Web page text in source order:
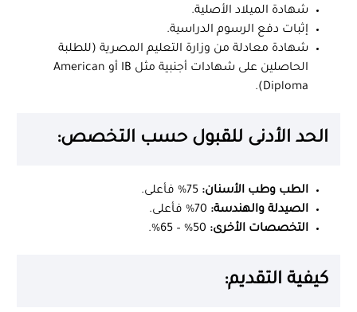
شهادة الميلاد الأصلية.
إثبات دفع الرسوم الدراسية.
شهادة معادلة من وزارة التعليم المصرية (للطلبة
الحاصلين على شهادات أجنبية مثل IB أو American
Diploma).
الحد الأدنى للقبول حسب التخصص:
الطب وطب الأسنان:
الصيدلة والهندسة:
التخصصات الأخرى:
كيفية التقديم: